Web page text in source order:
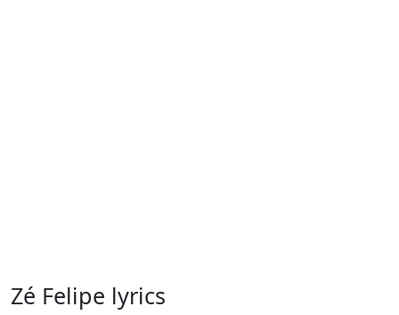
Zé Felipe lyrics